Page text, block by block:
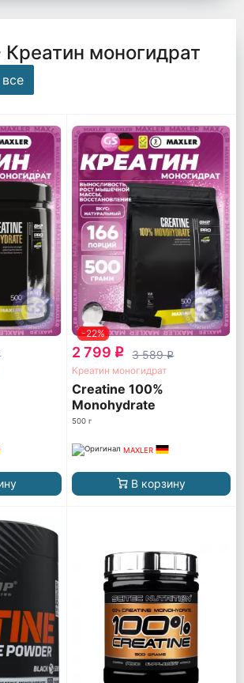
моногидрат
-22%
2 799 q 3 589q
Креатин моногидрат
Creatine 100%
Monohydrate
500 г
MAXLER
В корзину